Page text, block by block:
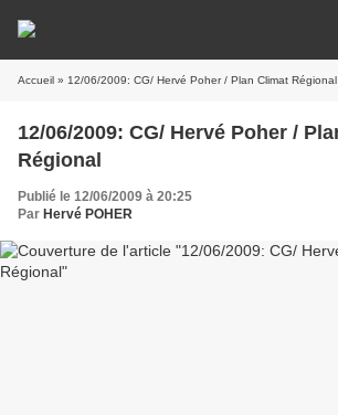
Accueil » 12/06/2009: CG/ Hervé Poher / Plan Climat Régional
12/06/2009: CG/ Hervé Poher / Plan Climat
Régional
Publié le 12/06/2009 à 20:25
Par Hervé POHER